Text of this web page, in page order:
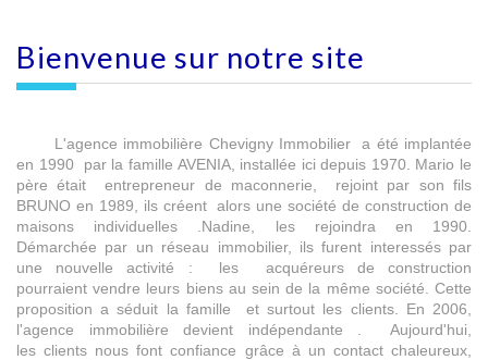
Bienvenue sur notre site
L'agence immobilière Chevigny Immobilier a été implantée
en 1990 par la famille AVENIA, installée ici depuis 1970. Mario le
père était entrepreneur de maconnerie, rejoint par son fils
BRUNO en 1989, ils créent alors une société de construction de
maisons individuelles .Nadine, les rejoindra en 1990.
Démarchée par un réseau immobilier, ils furent interessés par
une nouvelle activité : les acquéreurs de construction
pourraient vendre leurs biens au sein de la même société. Cette
proposition a séduit la famille et surtout les clients. En 2006,
l'agence immobilière devient indépendante . Aujourd'hui,
les clients nous font confiance grâce à un contact chaleureux,